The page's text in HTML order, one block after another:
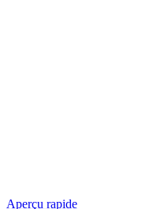
Aperçu rapide